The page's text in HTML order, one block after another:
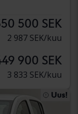
500 SEK
2 987 SEK/kuu
900 SEK
3 833 SEK/kuu
Uus!